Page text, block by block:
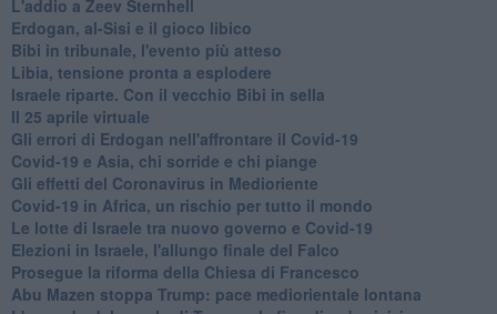
L'addio a ​Zeev Sternhell
Erdogan, al-Sisi e il gioco libico
Bibi in tribunale, l'evento più atteso
Libia, tensione pronta a esplodere
Israele riparte. Con il vecchio Bibi in sella
Il 25 aprile virtuale
Gli errori di Erdogan nell'affrontare il Covid-19
Covid-19 e Asia, chi sorride e chi piange
Gli effetti del Coronavirus in Medioriente
Covid-19 in Africa, un rischio per tutto il mondo
Le lotte di Israele tra nuovo governo e Covid-19
Elezioni in Israele, l'allungo finale del Falco
Prosegue la riforma della Chiesa di Francesco
Abu Mazen stoppa Trump: pace mediorientale lontana